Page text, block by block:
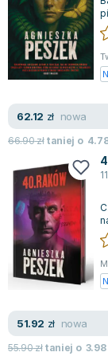
Lorraine Warren
Ajahn Brahm
Lucinda Riley
Jacek
62.12 zł nowa
66.90złtaniej o
51.92 zł nowa
55.90złtaniej o 3.98